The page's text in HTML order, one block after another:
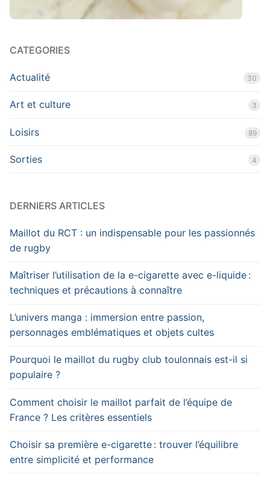
CATEGORIES
Actualité 30
Art et culture 3
Loisirs 89
Sorties 4
DERNIERS ARTICLES
Maillot du RCT : un indispensable pour les passionnés
de rugby
Maîtriser l’utilisation de la e-cigarette avec e-liquide :
techniques et précautions à connaître
L’univers manga : immersion entre passion,
personnages emblématiques et objets cultes
Pourquoi le maillot du rugby club toulonnais est-il si
populaire ?
Comment choisir le maillot parfait de l’équipe de
France ? Les critères essentiels
Choisir sa première e-cigarette : trouver l’équilibre
entre simplicité et performance